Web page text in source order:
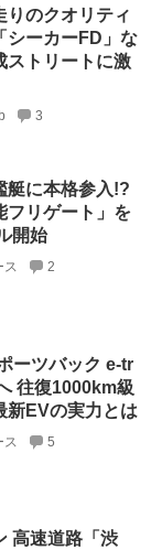
りのクオリティ
ーカーFD」な
ストリートに激
3
艇に本格参入!?
フリゲート」を
開始
ス 2
ーツバック e-tr
往復1000km級
新EVの実力とは
ス 5
高速道路「渋